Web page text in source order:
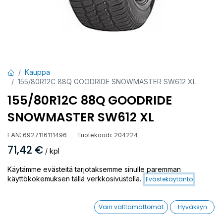
Kauppa
155/80R12C 88Q GOODRIDE SNOWMASTER SW612 XL
155/80R12C 88Q GOODRIDE
SNOWMASTER SW612 XL
EAN: 6927116111496 Tuotekoodi: 204224
71,42 € / kpl
Toimittajilla (kotimaa):Saatavilla
Käytämme evästeitä tarjotaksemme sinulle paremman
käyttökokemuksen tällä verkkosivustolla. Evästekäytäntö
Vain välttämättömät Hyväksyn